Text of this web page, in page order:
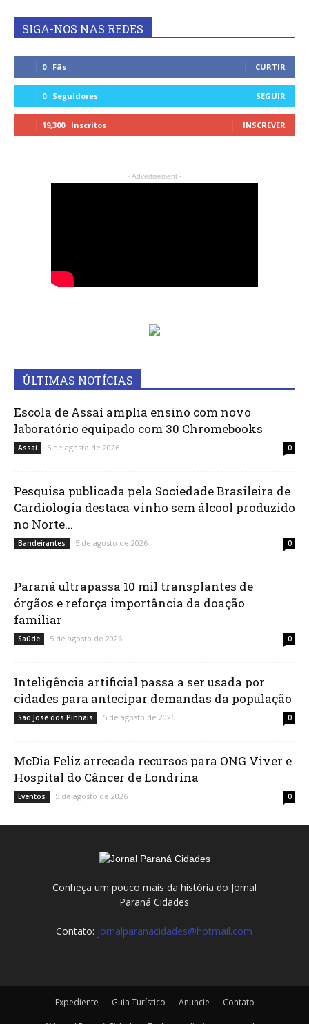
SIGA-NOS NAS REDES
0 Fãs CURTIR
0 Seguidores SEGUIR
19,300 Inscritos INSCREVER
- Advertisement -
ÚLTIMAS NOTÍCIAS
Escola de Assaí amplia ensino com novo
laboratório equipado com 30 Chromebooks
Assaí 5 de agosto de 2026 0
Pesquisa publicada pela Sociedade Brasileira de
Cardiologia destaca vinho sem álcool produzido
no Norte...
Bandeirantes 5 de agosto de 2026 0
Paraná ultrapassa 10 mil transplantes de
órgãos e reforça importância da doação
familiar
Saúde 5 de agosto de 2026 0
Inteligência artificial passa a ser usada por
cidades para antecipar demandas da população
São José dos Pinhais 5 de agosto de 2026 0
McDia Feliz arrecada recursos para ONG Viver e
Hospital do Câncer de Londrina
Eventos 5 de agosto de 2026 0
Conheça um pouco mais da história do Jornal
Paraná Cidades
Contato: jornalparanacidades@hotmail.com
Expediente Guia Turístico Anuncie Contato